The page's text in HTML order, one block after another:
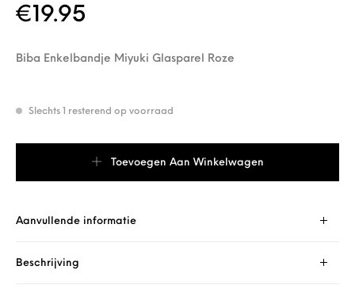
€ 19.95
Biba Enkelbandje Miyuki Glasparel Roze
Slechts 1 resterend op voorraad
Toevoegen Aan Winkelwagen
Aanvullende informatie
Beschrijving